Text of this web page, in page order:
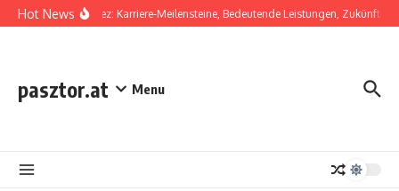
Skip to content
Hot News
Diego Laínez: Karriere-Meilensteine, Bedeutende Leistungen, Zukünftiges
pasztor.at Menu